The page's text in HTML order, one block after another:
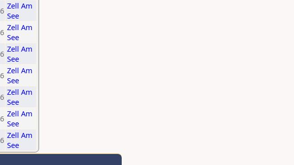
Zell Am
See
Zell Am
See
Zell Am
See
Zell Am
See
Zell Am
See
Zell Am
See
Zell Am
See